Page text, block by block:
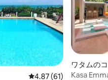
均評価
レビュー61件、5つ星
4.87 (61)
ワタムの
Kasa